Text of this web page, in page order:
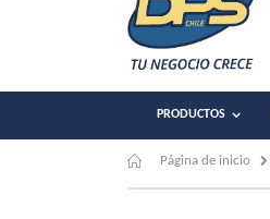
PRODUCTOS
Página de inicio